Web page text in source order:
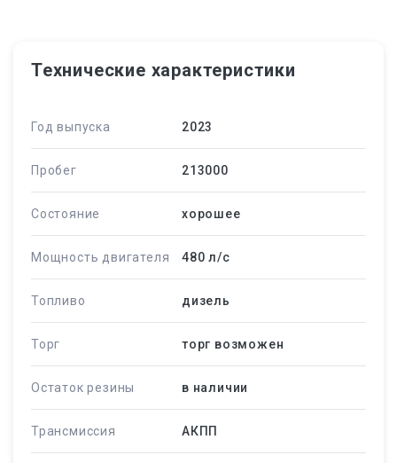
Технические характеристики
Год выпуска 2023
Пробег 213000
Состояние хорошее
Мощность двигателя 480 л/c
Топливо дизель
Торг торг возможен
Остаток резины в наличии
Трансмиссия АКПП